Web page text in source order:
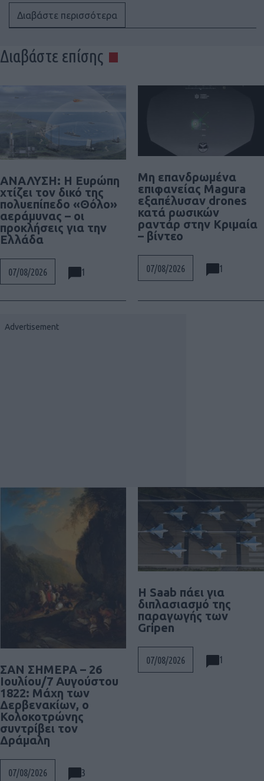
Διαβάστε περισσότερα
Διαβάστε επίσης
ΑΝΑΛΥΣΗ: Η Ευρώπη
χτίζει τον δικό της
πολυεπίπεδο «Θόλο»
αεράμυνας – οι
προκλήσεις για την
Ελλάδα
07/08/2026 1
Μη επανδρωμένα
επιφανείας Magura
εξαπέλυσαν drones
κατά ρωσικών
ραντάρ στην Κριμαία
– βίντεο
07/08/2026 1
ΣΑΝ ΣΗΜΕΡΑ – 26
Ιουλίου/7 Αυγούστου
1822: Μάχη των
Δερβενακίων, ο
Κολοκοτρώνης
συντρίβει τον
Δράμαλη
07/08/2026 3
H Saab πάει για
διπλασιασμό της
παραγωγής των
Gripen
07/08/2026 1